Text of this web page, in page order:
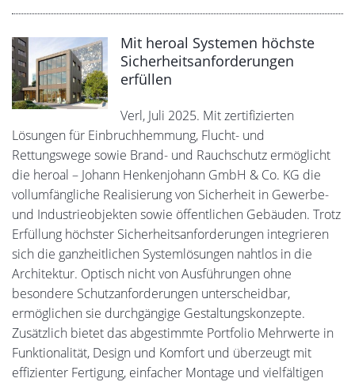
Mit heroal Systemen höchste
Sicherheitsanforderungen
erfüllen
Verl, Juli 2025. Mit zertifizierten
Lösungen für Einbruchhemmung, Flucht- und
Rettungswege sowie Brand- und Rauchschutz ermöglicht
die heroal – Johann Henkenjohann GmbH & Co. KG die
vollumfängliche Realisierung von Sicherheit in Gewerbe-
und Industrieobjekten sowie öffentlichen Gebäuden. Trotz
Erfüllung höchster Sicherheitsanforderungen integrieren
sich die ganzheitlichen Systemlösungen nahtlos in die
Architektur. Optisch nicht von Ausführungen ohne
besondere Schutzanforderungen unterscheidbar,
ermöglichen sie durchgängige Gestaltungskonzepte.
Zusätzlich bietet das abgestimmte Portfolio Mehrwerte in
Funktionalität, Design und Komfort und überzeugt mit
effizienter Fertigung, einfacher Montage und vielfältigen